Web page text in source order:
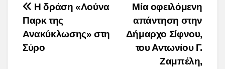
Post
navigation
Μία οφειλόμενη
απάντηση στην
Δήμαρχο Σίφνου,
του Αντωνίου Γ.
Ζαμπέλη,
Η δράση «Λούνα
Παρκ της
Ανακύκλωσης» στη
Σύρο